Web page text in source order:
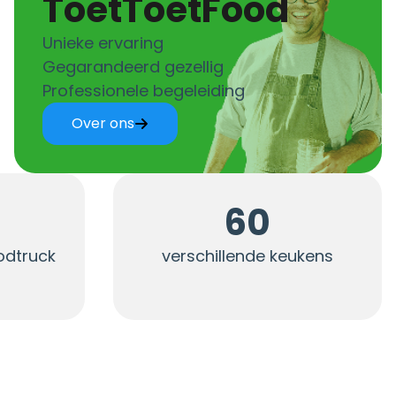
ToetToetFood
Unieke ervaring
Gegarandeerd gezellig
Professionele begeleiding
Over ons
60
verschillende keukens